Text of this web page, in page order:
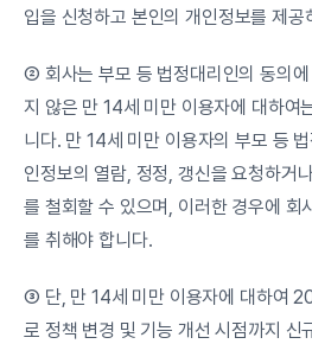
입을 신청하고 본인의 개인정보를 제
② 회사는 부모 등 법정대리인의 동의에
지 않은 만 14세 미만 이용자에 대하여
니다. 만 14세 미만 이용자의 부모 등
인정보의 열람, 정정, 갱신을 요청하거
를 철회할 수 있으며, 이러한 경우에 회
를 취해야 합니다.
③ 단, 만 14세 미만 이용자에 대하여
로 정책 변경 및 기능 개선 시점까지